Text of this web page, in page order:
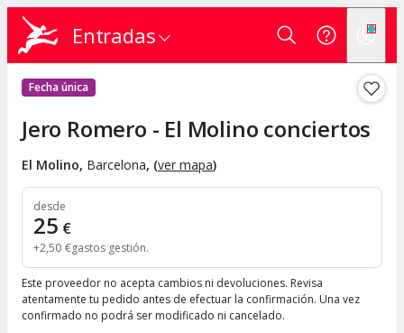
Entradas
Fecha única
Jero Romero - El Molino conciertos
El Molino, Barcelona, (ver mapa)
desde
25 €
+2,50 €gastos gestión
Este proveedor no acepta cambios ni devoluciones. Revisa
atentamente tu pedido antes de efectuar la confirmación. Una vez
confirmado no podrá ser modificado ni cancelado.